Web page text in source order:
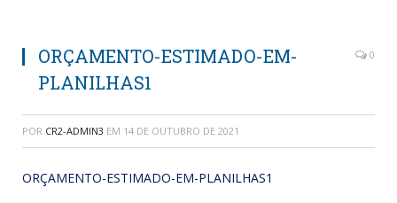
ORÇAMENTO-ESTIMADO-EM-
PLANILHAS1
0
POR CR2-ADMIN3 EM 14 DE OUTUBRO DE 2021
ORÇAMENTO-ESTIMADO-EM-PLANILHAS1